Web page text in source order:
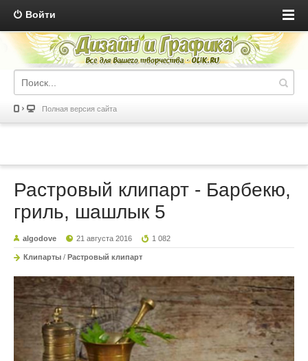
Войти
Полная версия сайта
Растровый клипарт - Барбекю,
гриль, шашлык 5
algodove 21 августа 2016 1 082
Клипарты / Растровый клипарт